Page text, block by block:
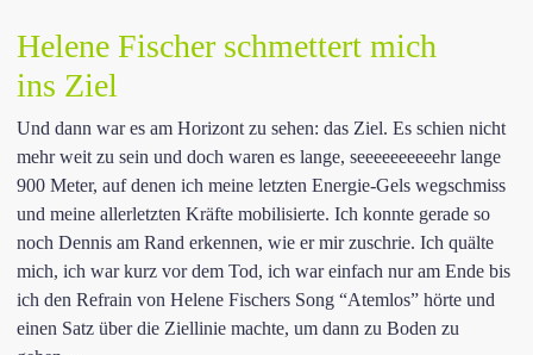
Helene Fischer schmettert mich
ins Ziel
Und dann war es am Horizont zu sehen: das Ziel. Es schien nicht
mehr weit zu sein und doch waren es lange, seeeeeeeeeehr lange
900 Meter, auf denen ich meine letzten Energie-Gels wegschmiss
und meine allerletzten Kräfte mobilisierte. Ich konnte gerade so
noch Dennis am Rand erkennen, wie er mir zuschrie. Ich quälte
mich, ich war kurz vor dem Tod, ich war einfach nur am Ende bis
ich den Refrain von Helene Fischers Song “Atemlos” hörte und
einen Satz über die Ziellinie machte, um dann zu Boden zu